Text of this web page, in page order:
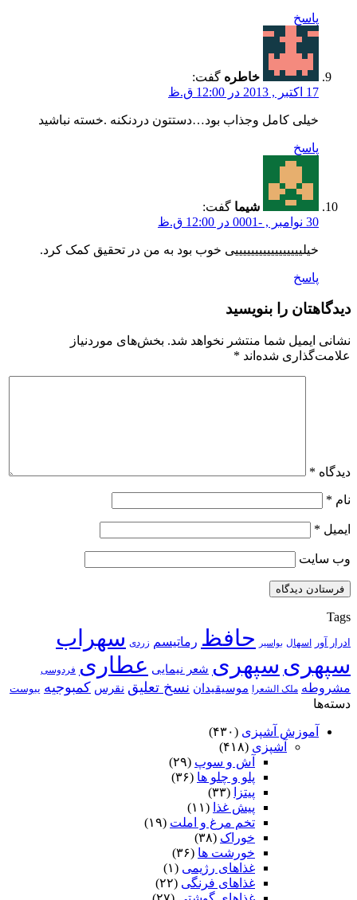
پاسخ
خاطره گفت:
17 اکتبر , 2013 در 12:00 ق.ظ
خیلی کامل وجذاب بود…دستتون دردنکنه .خسته نباشید
پاسخ
شیما گفت:
30 نوامبر , -0001 در 12:00 ق.ظ
خیلیییییییییییییییییی خوب بود به من در تحقیق کمک کرد.
پاسخ
دیدگاهتان را بنویسید
نشانی ایمیل شما منتشر نخواهد شد. بخش‌های موردنیاز
علامت‌گذاری شده‌اند *
دیدگاه *
نام *
ایمیل *
وب‌ سایت
Tags
ادرار آور اسهال بواسیر حافظ رماتیسم زردی سهراب
سپهری سپهری شعر نیمایی عطاری فردوسی
مشروطه ملک الشعرا موسیقیدان نسخ تعلیق نقرس کمبوجیه یبوست
دسته‌ها
آموزش آشپزی (۴۳۰)
آشپزی (۴۱۸)
آش و سوپ (۲۹)
پلو و چلو ها (۳۶)
پیتزا
(۳۳)
پیش غذا (۱۱)
تخم مرغ و املت (۱۹)
خوراک (۳۸)
خورشت ها (۳۶)
غذاهای رژیمی (۱)
غذاهای فرنگی (۲۲)